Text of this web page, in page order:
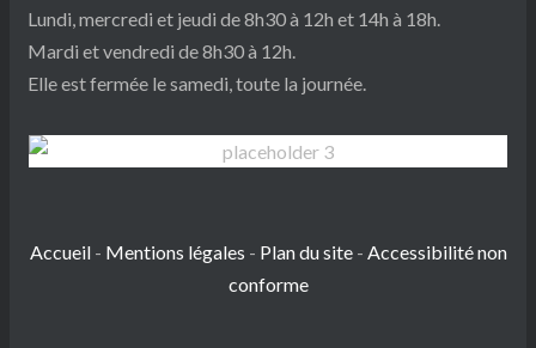
Lundi, mercredi et jeudi de 8h30 à 12h et 14h à 18h.
Mardi et vendredi de 8h30 à 12h.
Elle est fermée le samedi, toute la journée.
Accueil- Mentions légales - Plan du site- Accessibilité non
conforme